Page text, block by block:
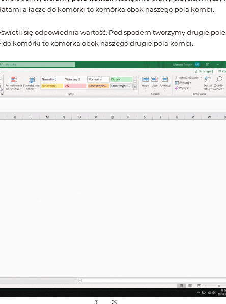
a łącze do komórki to komórka obok naszego pola kombi.
się odpowiednia wartość. Pod spodem tworzymy drugie pole
komórki to komórka obok naszego drugie pola kombi.